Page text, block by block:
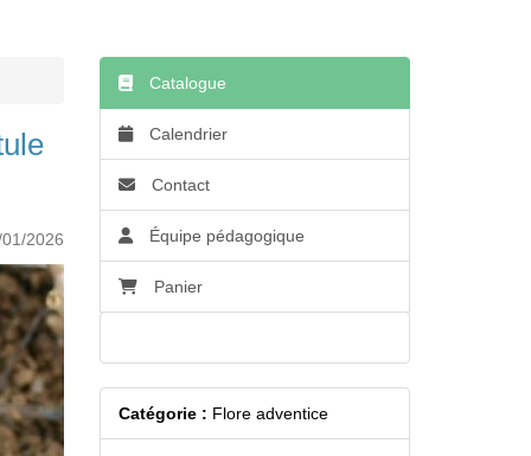
2026
Catalogue
Calendrier
Contact
Équipe pédagogique
Panier
Catégorie : Flore adventice